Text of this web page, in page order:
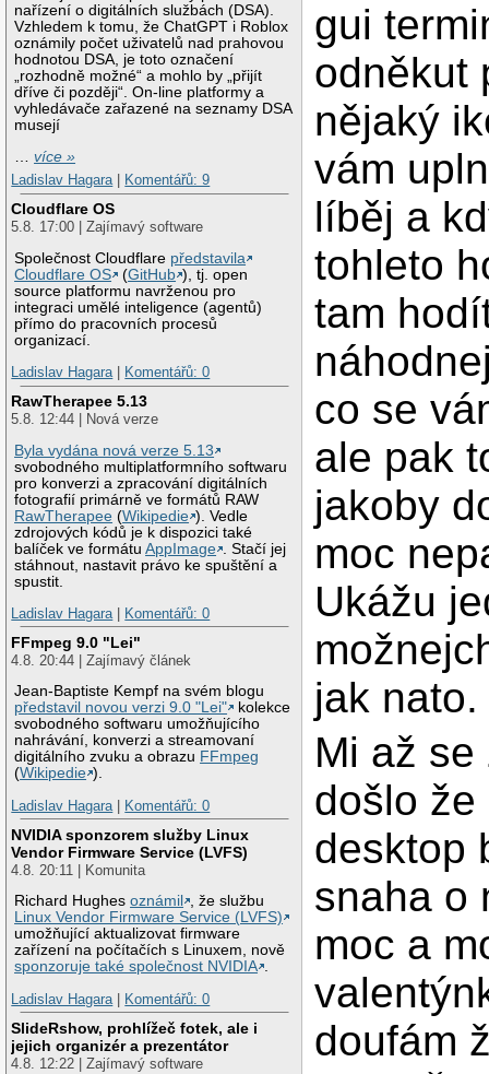
nařízení o digitálních službách (DSA).
Vzhledem k tomu, že ChatGPT i Roblox
oznámily počet uživatelů nad prahovou
hodnotou DSA, je toto označení
„rozhodně možné“ a mohlo by „přijít
dříve či později“. On-line platformy a
vyhledávače zařazené na seznamy DSA
musejí
…více »
Ladislav Hagara| Komentářů: 9
Cloudflare OS
5.8. 17:00 | Zajímavý software
Společnost Cloudflare představila
Cloudflare OS
(GitHub ), tj. open
source platformu navrženou pro
integraci umělé inteligence (agentů)
přímo do pracovních procesů
organizací.
Ladislav Hagara| Komentářů: 0
RawTherapee 5.13
5.8. 12:44 | Nová verze
Byla vydána nová verze 5.13
svobodného multiplatformního softwaru
pro konverzi a zpracování digitálních
fotografií primárně ve formátů RAW
RawTherapee (Wikipedie ). Vedle
zdrojových kódů je k dispozici také
balíček ve formátuAppImage
. Stačí jej
stáhnout, nastavit právo ke spuštění a
spustit.
Ladislav Hagara| Komentářů: 0
FFmpeg 9.0 "Lei"
4.8. 20:44 | Zajímavý článek
Jean-Baptiste Kempf na svém blogu
představil novou verzi 9.0 "Lei"
kolekce
svobodného softwaru umožňujícího
nahrávání, konverzi a streamovaní
digitálního zvuku a obrazu FFmpeg
(Wikipedie ).
Ladislav Hagara| Komentářů: 0
NVIDIA sponzorem služby Linux
Vendor Firmware Service (LVFS)
4.8. 20:11 | Komunita
Richard Hughesoznámil
, že službu
Linux Vendor Firmware Service (LVFS)
umožňující aktualizovat firmware
zařízení na počítačích s Linuxem, nově
sponzoruje také společnost NVIDIA .
Ladislav Hagara| Komentářů: 0
SlideRshow, prohlížeč fotek, ale i
jejich organizér a prezentátor
4.8. 12:22 | Zajímavý software
gui
odněkut
nějaký
vám
líběj a
tohleto
tam
co se
ale pak
jakoby
moc
Ukážu
jak nato.
Mi až
došlo že
desktop
snaha o
moc a
doufám